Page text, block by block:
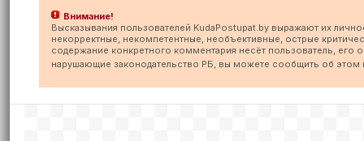
Внимание!
Высказывания пользователей KudaPostupat.by выражают их
некорректные, некомпетентные, необъективные, острые
содержание конкретного комментария несёт пользователь, его
нарушающие законодательство РБ, вы можете сообщить об этом